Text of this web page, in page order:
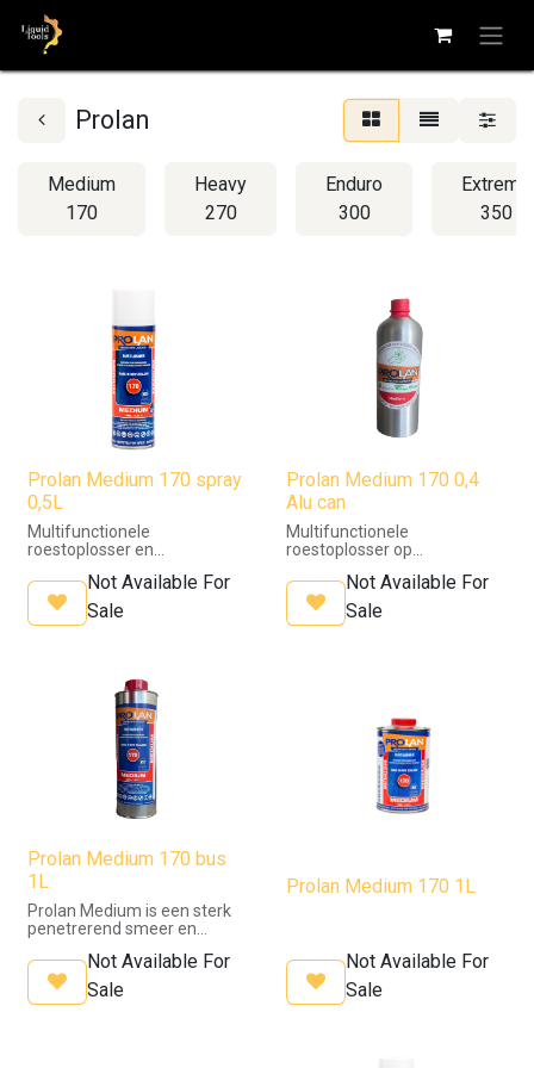
Prolan
Medium
170
Heavy
270
Enduro
300
Extreme
350
Prolan Medium 170 spray
0,5L
Multifunctionele
roestoplosser en
spuitbusNot Available For
Sale
Prolan Medium 170 0,4
Alu can
Multifunctionele
roestoplosser op
penetrerende werking.
Beschermt metalen
onderdelen langdurig tegen
Not Available For
Sale
Prolan Medium 170 bus
1L
Prolan Medium is een sterk
penetrerend smeer en
van lanoline. Het product is
ontwikkeld voor het
losmaken van vastgeroeste
Not Available For
Sale
Prolan Medium 170 1L
Not Available For
Sale